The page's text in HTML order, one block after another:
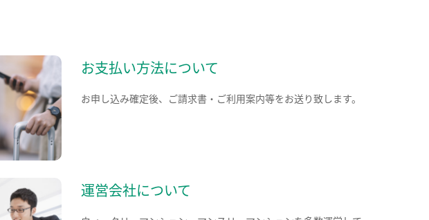
お支払い方法について
お申し込み確定後、ご請求書・ご利用案内等をお送り致します。
運営会社について